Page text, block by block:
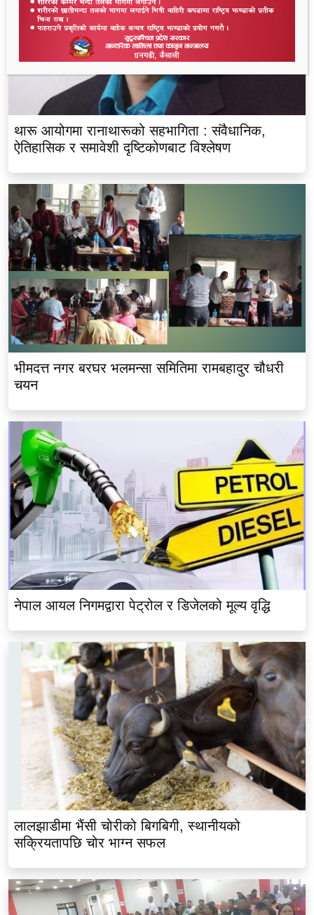
थारू आयोगमा रानाथारूको सहभागिता : संवैधानिक,
ऐतिहासिक र समावेशी दृष्टिकोणबाट विश्लेषण
भीमदत्त नगर बरघर भलमन्सा समितिमा रामबहादुर चौधरी
चयन
नेपाल आयल निगमद्वारा पेट्रोल र डिजेलको मूल्य वृद्धि
लालझाडीमा भैंसी चोरीको बिगबिगी, स्थानीयको
सक्रियतापछि चोर भाग्न सफल